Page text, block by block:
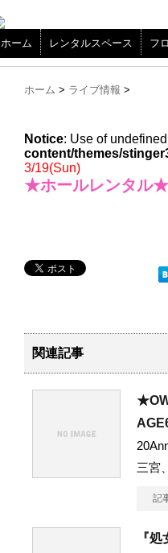
ホーム レンタルスペース フ
ホーム > ライブ情報 >
Notice: Use of
content/themes/
3/19(Sun)
★ホールレンタル★
関連記事
三宮
記
『処